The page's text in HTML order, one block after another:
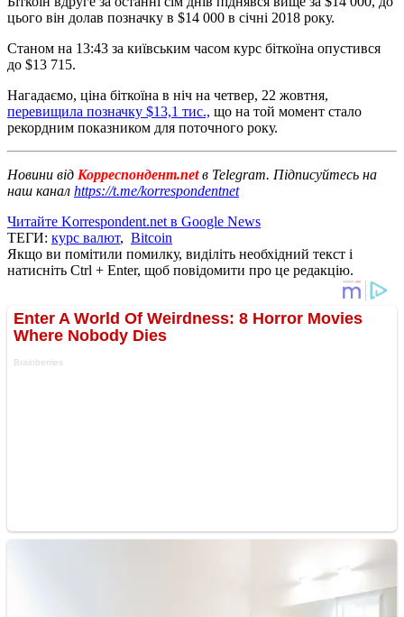
цього він долав позначку в $14 000 в січні 2018 року.
Станом на 13:43 за київським часом курс біткоїна опустився
до $13 715.
Нагадаємо, ціна біткоїна в ніч на четвер, 22 жовтня,
перевищила позначку $13,1 тис., що на той момент стало
рекордним показником для поточного року.
Новини від Корреспондент.netв Telegram. Підписуйтесь на
наш канал https://t.me/korrespondentnet
Читайте Korrespondent.net в Google News
ТЕГИ: курс валют, Bitcoin
Якщо ви помітили помилку, виділіть необхідний текст і
натисніть Ctrl + Enter, щоб повідомити про це редакцію.